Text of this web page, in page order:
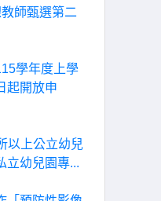
師甄選第二
學年度上學
起開放申
以上公立幼兒
立幼兒園專...